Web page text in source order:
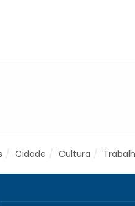
Cidade Cultura